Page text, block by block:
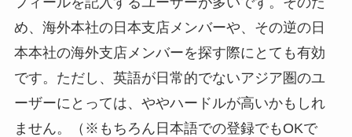
め、海外本社の日本支店メンバーや、その逆の日
本本社の海外支店メンバーを探す際にとても有効
です。ただし、英語が日常的でないアジア圏のユ
ーザーにとっては、ややハードルが高いかもしれ
ません。（※もちろん日本語での登録でもOKで